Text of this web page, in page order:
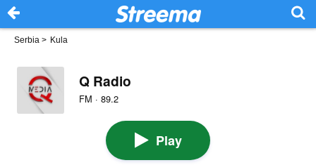
Serbia > Kula
Q Radio
FM · 89.2
Play